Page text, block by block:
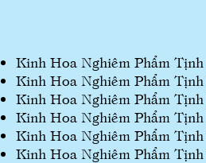
Kinh Hoa Nghiêm Phẩm
Kinh Hoa Nghiêm Phẩm
Kinh Hoa Nghiêm Phẩm
Kinh Hoa Nghiêm Phẩm
Kinh Hoa Nghiêm Phẩm
Kinh Hoa Nghiêm Phẩm